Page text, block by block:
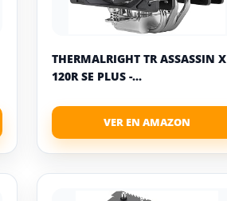
THERMALRIGHT TR ASSASSIN X
120R SE PLUS -...